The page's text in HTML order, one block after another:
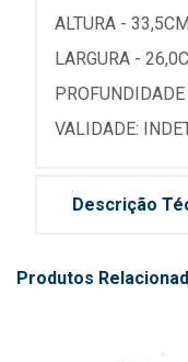
ALTURA -
LARGURA -
VALIDADE:
Descrição
Produtos